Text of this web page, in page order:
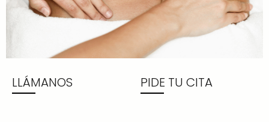
LLÁMANOS PIDE TU CITA